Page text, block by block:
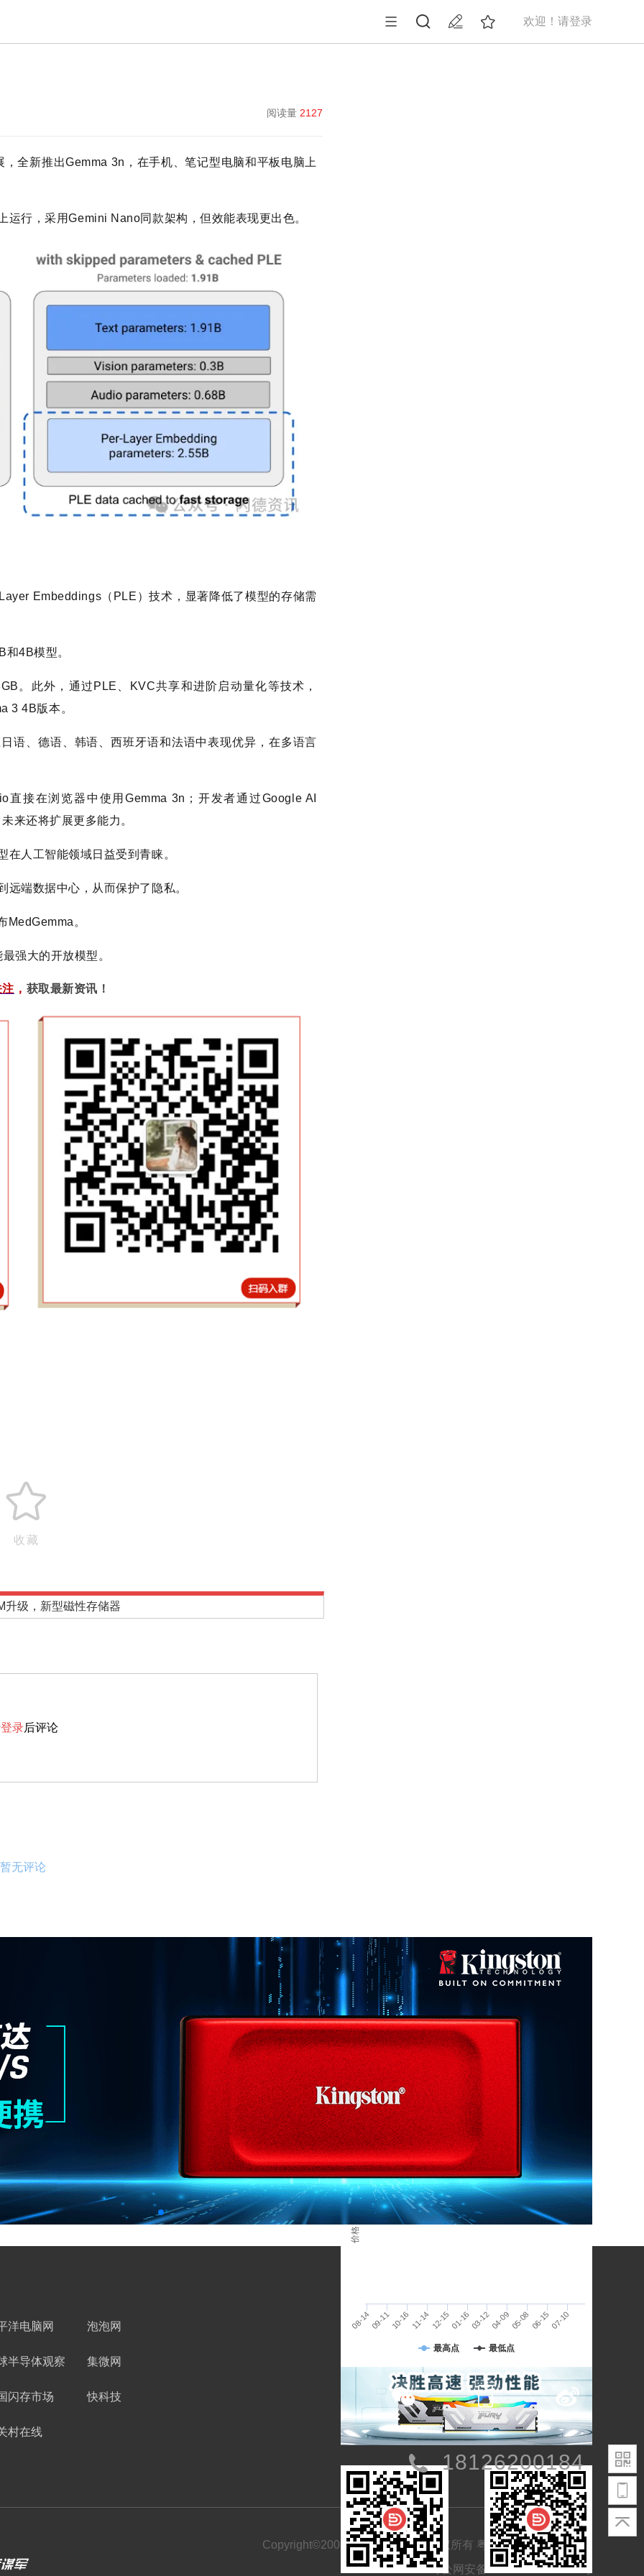
欢迎！请登录
阅读量 2127
全新推出Gemma 3n，在手机、笔记型电脑和平板电脑上
运行，采用Gemini Nano同款架构，但效能表现更出色。
Embeddings（PLE）技术，显著降低了模型的存储需
4B模型。
。此外，通过PLE、KVC共享和进阶启动量化等技术，
3 4B版本。
语、德语、韩语、西班牙语和法语中表现优异，在多语言
接在浏览器中使用Gemma 3n；开发者通过Google AI
来还将扩展更多能力。
人工智能领域日益受到青睐。
端数据中心，从而保护了隐私。
MedGemma。
强大的开放模型。
， 获取最新资讯！
收藏
升级，新型磁性存储器
登录后评论
暂无评论
渠道报价
D4/32G-D4 3200
一年 半年 三个月 一个月
价格 / 单位：
人民币
数据来源：闪德资讯
08-1409-1110-16 11-14 12-1501-1603-1204-0905-08 06-1507-10
最高点 最低点
洋电脑网 泡泡网
半导体观察 集微网
闪存市场 快科技
村在线
存储未来，赢得先机
18126200184
Copyright©2008-2026 闪德资讯 版权所有 粤ICP备18080549号-1
粤公网安备 44030402002744号